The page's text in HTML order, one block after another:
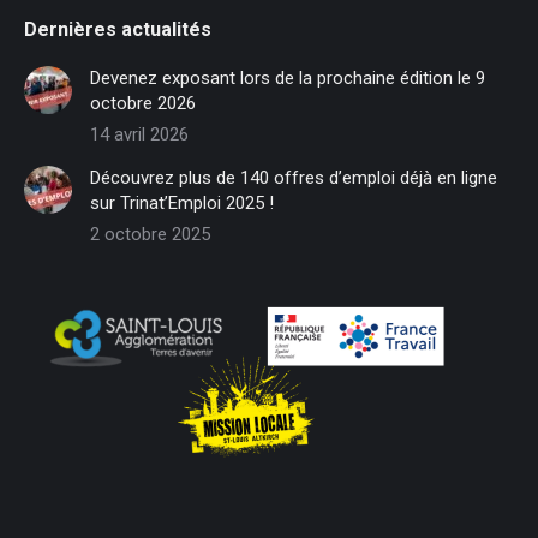
opens
in
new
window
opens
new
window
opens
in
new
window
opens
in
new
window
opens
in
new
window
in
Dernières actualités
Devenez exposant lors de la prochaine édition le 9
octobre 2026
14 avril 2026
Découvrez plus de 140 offres d’emploi déjà en ligne
sur Trinat’Emploi 2025 !
2 octobre 2025